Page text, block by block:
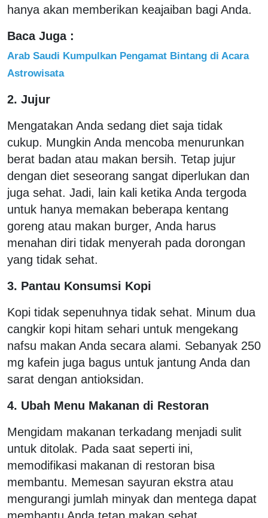
hanya akan memberikan keajaiban bagi Anda.
Baca Juga :
Arab Saudi Kumpulkan Pengamat Bintang di Acara
Astrowisata
2. Jujur
Mengatakan Anda sedang diet saja tidak
cukup. Mungkin Anda mencoba menurunkan
berat badan atau makan bersih. Tetap jujur ​​​​
dengan diet seseorang sangat diperlukan dan
juga sehat. Jadi, lain kali ketika Anda tergoda
untuk hanya memakan beberapa kentang
goreng atau makan burger, Anda harus
menahan diri tidak menyerah pada dorongan
yang tidak sehat.
3. Pantau Konsumsi Kopi
Kopi tidak sepenuhnya tidak sehat. Minum dua
cangkir kopi hitam sehari untuk mengekang
nafsu makan Anda secara alami. Sebanyak 250
mg kafein juga bagus untuk jantung Anda dan
sarat dengan antioksidan.
4. Ubah Menu Makanan di Restoran
Mengidam makanan terkadang menjadi sulit
untuk ditolak. Pada saat seperti ini,
memodifikasi makanan di restoran bisa
membantu. Memesan sayuran ekstra atau
mengurangi jumlah minyak dan mentega dapat